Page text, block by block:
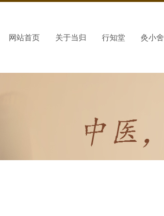
网站首页 关于当归 行知堂 灸小舍